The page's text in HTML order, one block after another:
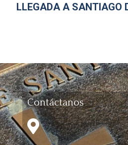
LLEGADA A SANTIAGO
Contáctanos
